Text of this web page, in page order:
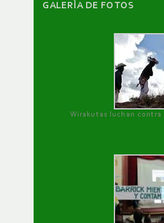
GALERÌA DE FOTOS
Wirakutas luchan